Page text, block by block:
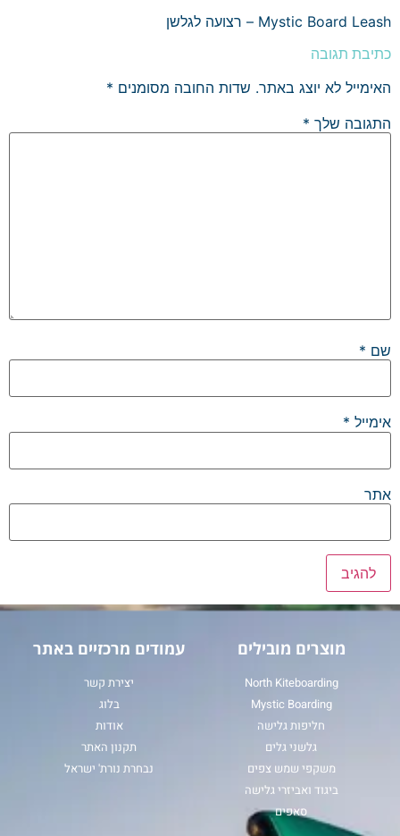
Mystic Board Leash – רצועה לגלשן
כתיבת תגובה
האימייל לא יוצג באתר. שדות החובה מסומנים *
התגובה שלך *
שם *
אימייל *
אתר
מוצרים מובילים
North Kiteboarding
Mystic Boarding
חליפות גלישה
גלשני גלים
משקפי שמש צפים
ביגוד ואביזרי גלישה
סאפים
עמודים מרכזיים באתר
יצירת קשר
בלוג
אודות
תקנון האתר
נבחרת נורת' ישראל